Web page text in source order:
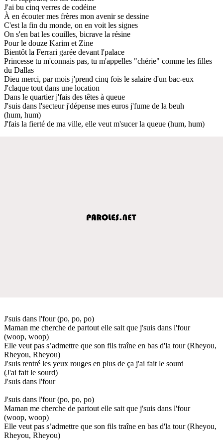
J'ai bu cinq verres de codéine
À en écouter mes frères mon avenir se dessine
C'est la fin du monde, on en voit les signes
On s'en bat les couilles, bicrave la résine
Pour le douze Karim et Zine
Bientôt la Ferrari garée devant l'palace
Princesse tu m'connais pas, tu m'appelles "chérie" comme les filles
du Dallas
Dieu merci, par mois j'prend cinq fois le salaire d'un bac-eux
J'claque tout dans une location
Dans le quartier j'fais des têtes à queue
J'suis dans l'secteur j'dépense mes euros j'fume de la beuh
(hum, hum)
J'fais la fierté de ma ville, elle veut m'sucer la queue (hum, hum)
J'suis dans l'four (po, po, po)
Maman me cherche de partout elle sait que j'suis dans l'four
(woop, woop)
Elle veut pas s’admettre que son fils traîne en bas d'la tour (Rheyou,
Rheyou, Rheyou)
J'suis rentré les yeux rouges en plus de ça j'ai fait le sourd
(J'ai fait le sourd)
J'suis dans l'four
J'suis dans l'four (po, po, po)
Maman me cherche de partout elle sait que j'suis dans l'four
(woop, woop)
Elle veut pas s’admettre que son fils traîne en bas d'la tour (Rheyou,
Rheyou, Rheyou)